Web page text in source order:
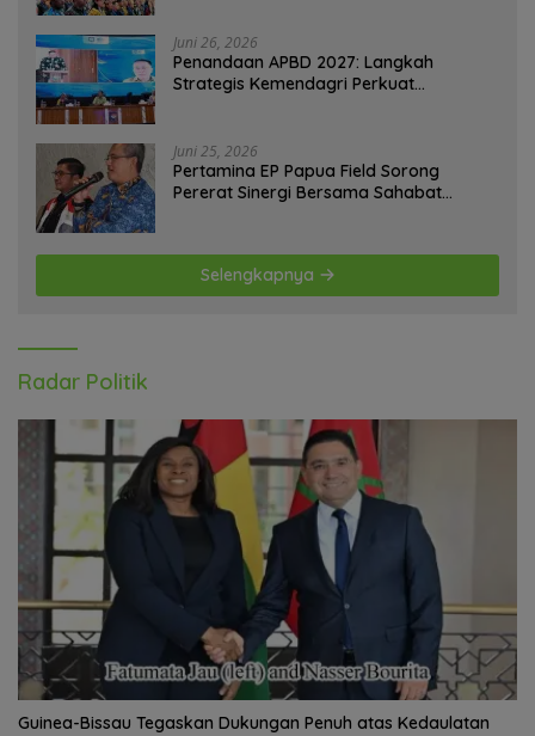
Juni 26, 2026
Penandaan APBD 2027: Langkah
Strategis Kemendagri Perkuat
Juni 25, 2026
Pertamina EP Papua Field Sorong
Pererat Sinergi Bersama Sahabat
Selengkapnya
Radar Politik
Guinea-Bissau Tegaskan Dukungan Penuh atas Kedaulatan